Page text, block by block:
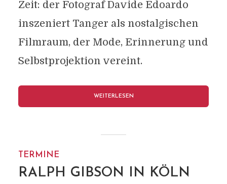
Zeit: der Fotograf Davide Edoardo
inszeniert Tanger als nostalgischen
Filmraum, der Mode, Erinnerung und
Selbstprojektion vereint.
WEITERLESEN
TERMINE
RALPH GIBSON IN KÖLN